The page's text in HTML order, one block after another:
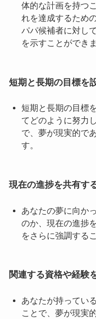
体的な計画を持つ
れを達成するため
パパ候補者に対し
を示すことができま
短期と長期の目標を
短期と長期の目標
てどのように努力
で、夢が現実的で
す。
現在の進捗を共有す
あなたの夢に向か
のか、現在の進捗
をさらに強調する
関連する資格や経験
あなたが持ってい
ことで、夢が現実